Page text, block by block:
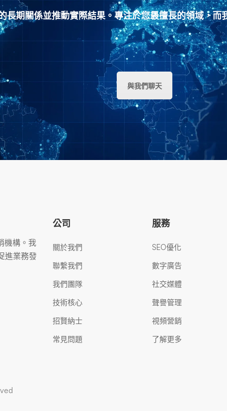
期關係並推動實際結果。專注於您最擅長的領域，而
與我們聊天
機構。我
進業務發
公司
關於我們
聯繫我們
我們團隊
技術核心
招賢納士
常見問題
服務
SEO優化
數字廣告
社交媒體
聲譽管理
視頻營銷
了解更多